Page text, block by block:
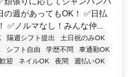
の週があってもOK！ ✅日払
✅ノルマなし！みんな仲...
隔週シフト提出
土日祝のみOK
シフト自由 学歴不問
車通勤OK
迎 ネイルOK 夜間
週払いOK